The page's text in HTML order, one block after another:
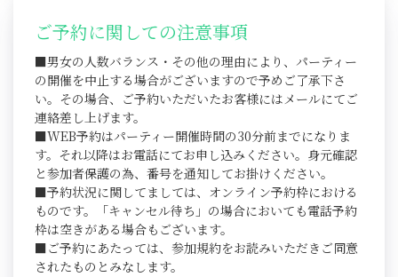
ご予約に関しての注意事項
■男女の人数バランス・その他の理由により、パーティー
の開催を中止する場合がございますので予めご了承下さ
い。その場合、ご予約いただいたお客様にはメールにてご
連絡差し上げます。
■WEB予約はパーティー開催時間の30分前までになりま
す。それ以降はお電話にてお申し込みください。身元確認
と参加者保護の為、番号を通知してお掛けください。
■予約状況に関してましては、オンライン予約枠における
ものです。「キャンセル待ち」の場合においても電話予約
枠は空きがある場合もございます。
■ご予約にあたっては、参加規約をお読みいただきご同意
されたものとみなします。